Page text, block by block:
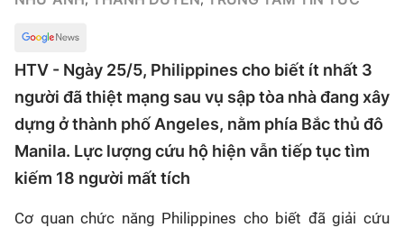
HTV - Ngày 25/5, Philippines cho biết ít nhất 3
người đã thiệt mạng sau vụ sập tòa nhà đang xây
dựng ở thành phố Angeles, nằm phía Bắc thủ đô
Manila. Lực lượng cứu hộ hiện vẫn tiếp tục tìm
kiếm 18 người mất tích
Cơ quan chức năng Philippines cho biết đã giải cứu